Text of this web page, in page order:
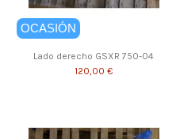
OCASIÓN
Lado derecho GSXR 750-04
120,00 €